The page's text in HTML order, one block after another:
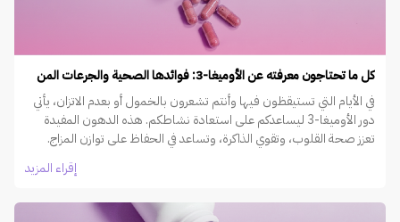
كل ما تحتاجون معرفته عن الأوميغا-3: فوائدها الصحية والجرعات المن
في الأيام التي تستيقظون فيها وأنتم تشعرون بالخمول أو بعدم الاتزان، يأتي
دور الأوميغا-3 ليساعدكم على استعادة نشاطكم. هذه الدهون المفيدة
تعزز صحة القلوب، وتقوي الذاكرة، وتساعد في الحفاظ على توازن المزاج.
إقراء المزيد